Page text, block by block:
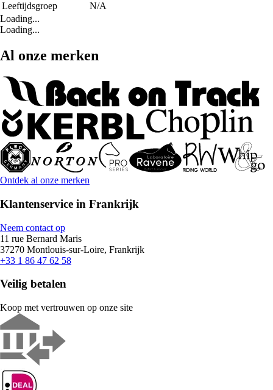
Leeftijdsgroep
N/A
Loading...
Loading...
Al onze merken
Ontdek al onze merken
Klantenservice in Frankrijk
Neem contact op
11 rue Bernard Maris
37270 Montlouis-sur-Loire, Frankrijk
+33 1 86 47 62 58
Veilig betalen
Koop met vertrouwen op onze site